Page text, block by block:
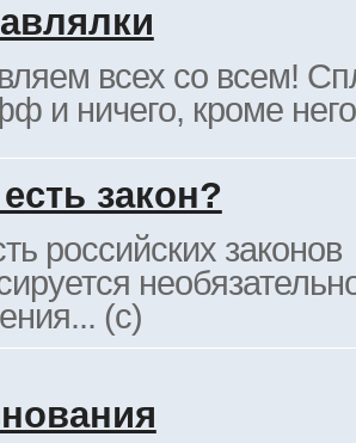
всех со всем!
и ничего, кроме
закон?
российских законов
(c)